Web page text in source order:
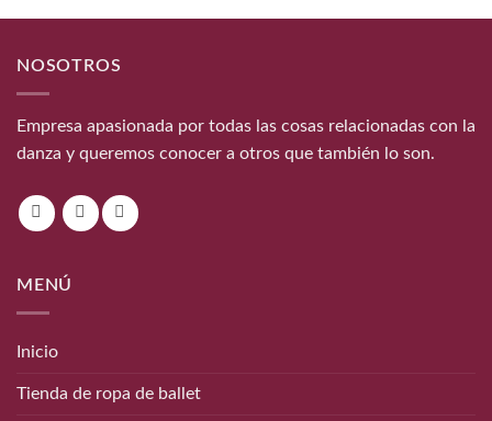
NOSOTROS
Empresa apasionada por todas las cosas relacionadas con la
danza y queremos conocer a otros que también lo son.
MENÚ
Inicio
Tienda de ropa de ballet